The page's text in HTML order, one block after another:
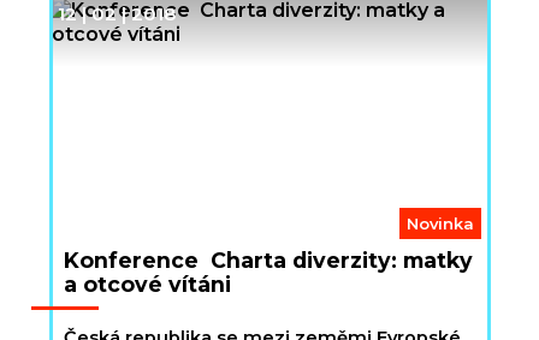
Novinka
Konference Charta diverzity: matky
a otcové vítáni
12 | 02 | 2018